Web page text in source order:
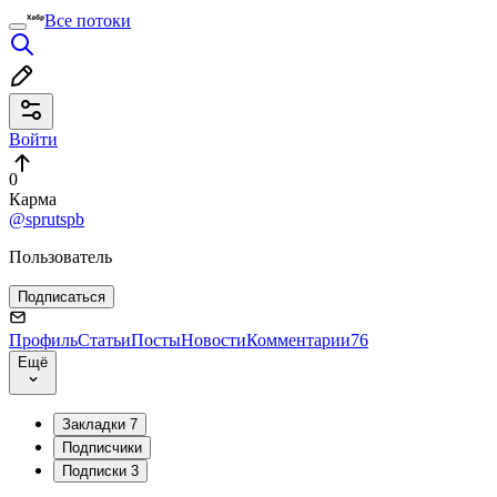
Все потоки
Войти
0
Карма
@sprutspb
Пользователь
Подписаться
ПрофильСтатьиПостыНовостиКомментарии76
Ещё
Закладки 7
Подписчики
Подписки 3